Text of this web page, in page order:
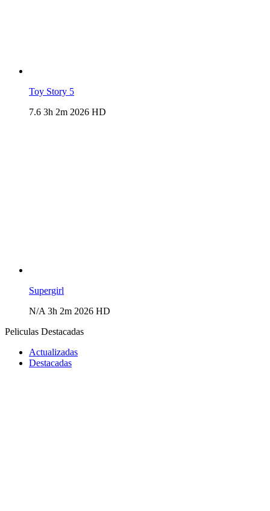
Toy Story 5
7.6 3h 2m 2026 HD
Supergirl
N/A 3h 2m 2026 HD
Peliculas Destacadas
Actualizadas
Destacadas